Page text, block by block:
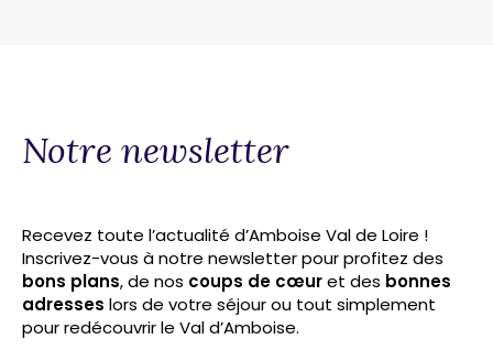
Notre newsletter
Recevez toute l’actualité d’Amboise Val de Loire !
Inscrivez-vous à notre newsletter pour profitez des
bons plans, de nos coups de cœuret des bonnes
adresses lors de votre séjour ou tout simplement
pour redécouvrir le Val d’Amboise.